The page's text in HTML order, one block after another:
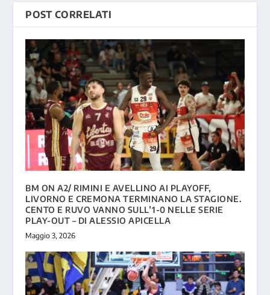
POST CORRELATI
BM ON A2/ RIMINI E AVELLINO AI PLAYOFF,
LIVORNO E CREMONA TERMINANO LA STAGIONE.
CENTO E RUVO VANNO SULL’1-0 NELLE SERIE
PLAY-OUT – DI ALESSIO APICELLA
Maggio 3, 2026